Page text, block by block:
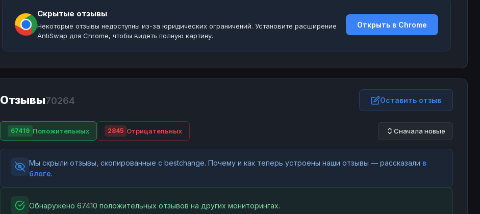
Скрытые отзывы
Некоторые отзывы недоступны из-за юридических ограничений. Установите расширение
AntiSwap для Chrome, чтобы видеть полную картину.
Открыть в Chrome
Отзывы70264 Оставить отзыв
67419 Положительных 2845 Отрицательных Сначала новые
Мы скрыли отзывы, скопированные с bestchange. Почему и как теперь устроены наши отзывы — рассказали в
блоге.
Обнаружено 67410 положительных отзывов на других мониторингах.